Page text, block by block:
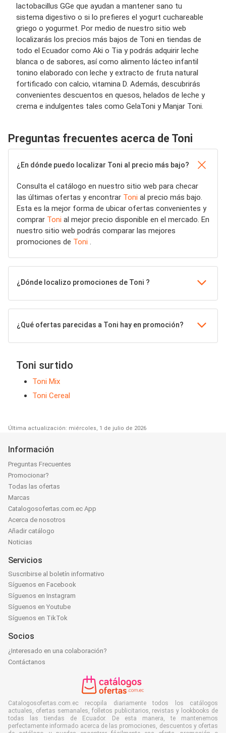
lactobacillus GGe que ayudan a mantener sano tu
sistema digestivo o si lo prefieres el yogurt cuchareable
griego o yogurmet. Por medio de nuestro sitio web
localizarás los precios más bajos de Toni en tiendas de
todo el Ecuador como Aki o Tia y podrás adquirir leche
blanca o de sabores, así como alimento lácteo infantil
tonino elaborado con leche y extracto de fruta natural
fortificado con calcio, vitamina D. Además, descubrirás
convenientes descuentos en quesos, helados de leche y
crema e indulgentes tales como GelaToni y Manjar Toni.
Preguntas frecuentes acerca de Toni
¿En dónde puedo localizar Toni al precio más bajo?
Consulta el catálogo en nuestro sitio web para checar
las últimas ofertas y encontrar Toni al precio más bajo.
Esta es la mejor forma de ubicar ofertas convenientes y
comprar Toni al mejor precio disponible en el mercado. En
nuestro sitio web podrás comparar las mejores
promociones de Toni .
¿Dónde localizo promociones de Toni ?
¿Qué ofertas parecidas a Toni hay en promoción?
Toni surtido
Toni Mix
Toni Cereal
Última actualización: miércoles, 1 de julio de 2026
Información
Preguntas Frecuentes
Promocionar?
Todas las ofertas
Marcas
Catalogosofertas.com.ec App
Acerca de nosotros
Añadir catálogo
Noticias
Servicios
Suscribirse al boletín informativo
Síguenos en Facebook
Síguenos en Instagram
Síguenos en Youtube
Síguenos en TikTok
Socios
¿Interesado en una colaboración?
Contáctanos
Catalogosofertas.com.ec recopila diariamente todos los catálogos
actuales, ofertas semanales, folletos publicitarios, revistas y lookbooks de
todas las tiendas de Ecuador. De esta manera, te mantenemos
perfectamente informado acerca de las promociones, descuentos y ofertas